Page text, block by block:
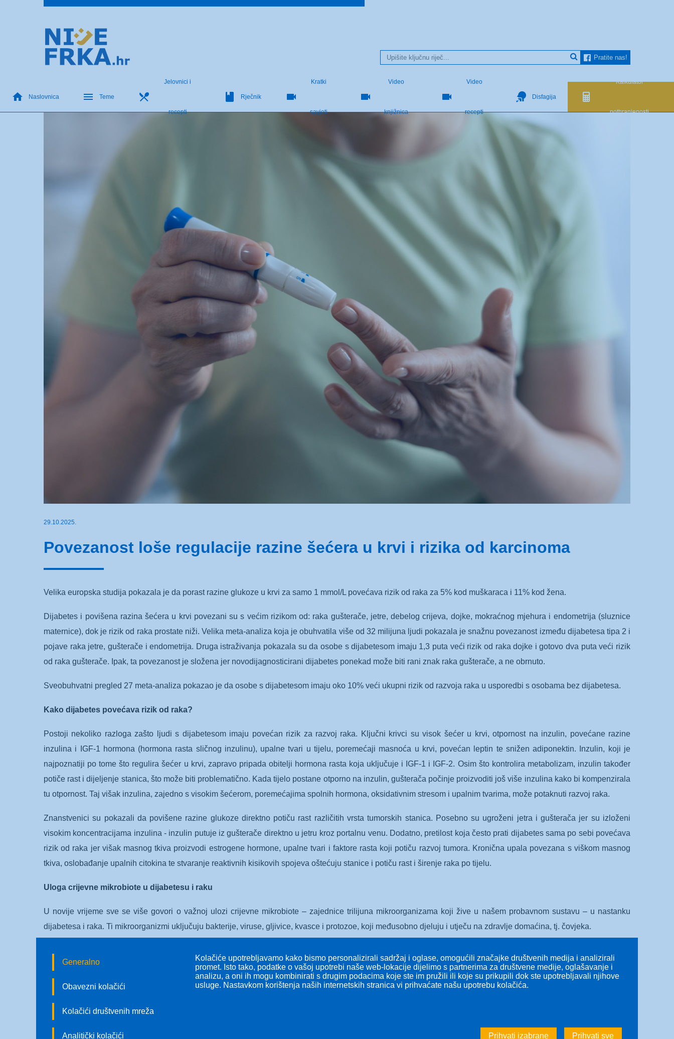
Pratite nas!
Naslovnica Teme
Jelovnici i
recepti
Rječnik
Kratki
savjeti
Video
knjižnica
Video
recepti
Disfagija
Kalkulator
pothranjenosti
29.10.2025.
Povezanost loše regulacije razine šećera u krvi i rizika od karcinoma
Velika europska studija pokazala je da porast razine glukoze u krvi za samo 1 mmol/L povećava rizik od raka za 5% kod muškaraca i 11% kod žena.
Dijabetes i povišena razina šećera u krvi povezani su s većim rizikom od: raka gušterače, jetre, debelog crijeva, dojke, mokraćnog mjehura i endometrija (sluznice
maternice), dok je rizik od raka prostate niži. Velika meta-analiza koja je obuhvatila više od 32 milijuna ljudi pokazala je snažnu povezanost između dijabetesa tipa 2 i
pojave raka jetre, gušterače i endometrija. Druga istraživanja pokazala su da osobe s dijabetesom imaju 1,3 puta veći rizik od raka dojke i gotovo dva puta veći rizik
od raka gušterače. Ipak, ta povezanost je složena jer novodijagnosticirani dijabetes ponekad može biti rani znak raka gušterače, a ne obrnuto.
Sveobuhvatni pregled 27 meta-analiza pokazao je da osobe s dijabetesom imaju oko 10% veći ukupni rizik od razvoja raka u usporedbi s osobama bez dijabetesa.
Kako dijabetes povećava rizik od raka?
Postoji nekoliko razloga zašto ljudi s dijabetesom imaju povećan rizik za razvoj raka. Ključni krivci su visok šećer u krvi, otpornost na inzulin, povećane razine
inzulina i IGF-1 hormona (hormona rasta sličnog inzulinu), upalne tvari u tijelu, poremećaji masnoća u krvi, povećan leptin te snižen adiponektin. Inzulin, koji je
najpoznatiji po tome što regulira šećer u krvi, zapravo pripada obitelji hormona rasta koja uključuje i IGF-1 i IGF-2. Osim što kontrolira metabolizam, inzulin također
potiče rast i dijeljenje stanica, što može biti problematično. Kada tijelo postane otporno na inzulin, gušterača počinje proizvoditi još više inzulina kako bi kompenzirala
tu otpornost. Taj višak inzulina, zajedno s visokim šećerom, poremećajima spolnih hormona, oksidativnim stresom i upalnim tvarima, može potaknuti razvoj raka.
Znanstvenici su pokazali da povišene razine glukoze direktno potiču rast različitih vrsta tumorskih stanica. Posebno su ugroženi jetra i gušterača jer su izloženi
visokim koncentracijama inzulina - inzulin putuje iz gušterače direktno u jetru kroz portalnu venu. Dodatno, pretilost koja često prati dijabetes sama po sebi povećava
rizik od raka jer višak masnog tkiva proizvodi estrogene hormone, upalne tvari i faktore rasta koji potiču razvoj tumora. Kronična upala povezana s viškom masnog
tkiva, oslobađanje upalnih citokina te stvaranje reaktivnih kisikovih spojeva oštećuju stanice i potiču rast i širenje raka po tijelu.
Uloga crijevne mikrobiote u dijabetesu i raku
U novije vrijeme sve se više govori o važnoj ulozi crijevne mikrobiote – zajednice trilijuna mikroorganizama koji žive u našem probavnom sustavu – u nastanku
dijabetesa i raka. Ti mikroorganizmi uključuju bakterije, viruse, gljivice, kvasce i protozoe, koji međusobno djeluju i utječu na zdravlje domaćina, tj. čovjeka.
bolesti. Iako još nije do kraja razjašnjeno na koji način mikrobiota, razina šećera u krvi, inzulinska rezistencija i rak međusobno djeluju, postoje dokazi da prehrana,
okolišni čimbenici i visoka konzumacija šećera mogu promijeniti sastav i funkciju crijevne mikrobiote.
Takve promjene povećavaju rizik od inzulinske rezistencije, dijabetesa i nekoliko vrsta raka, osobito onih probavnog sustava – poput raka jetre, gušterače, jednjaka te
naročito raka debelog crijeva.
Generalno
Obavezni kolačići
Kolačići društvenih mreža
Analitički kolačići
Kolačiće upotrebljavamo kako bismo personalizirali sadržaj i oglase, omogućili značajke društvenih medija i analizirali
promet. Isto tako, podatke o vašoj upotrebi naše web-lokacije dijelimo s partnerima za društvene medije, oglašavanje i
analizu, a oni ih mogu kombinirati s drugim podacima koje ste im pružili ili koje su prikupili dok ste upotrebljavali njihove
usluge. Nastavkom korištenja naših internetskih stranica vi prihvaćate našu upotrebu kolačića.
Prihvati izabrane Prihvati sve